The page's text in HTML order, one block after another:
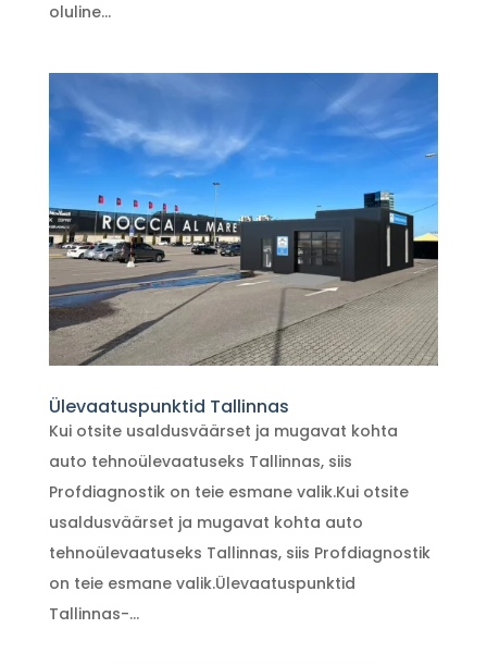
oluline...
Ülevaatuspunktid Tallinnas
Kui otsite usaldusväärset ja mugavat kohta
auto tehnoülevaatuseks Tallinnas, siis
Profdiagnostik on teie esmane valik.Kui otsite
usaldusväärset ja mugavat kohta auto
tehnoülevaatuseks Tallinnas, siis Profdiagnostik
on teie esmane valik.Ülevaatuspunktid
Tallinnas-...